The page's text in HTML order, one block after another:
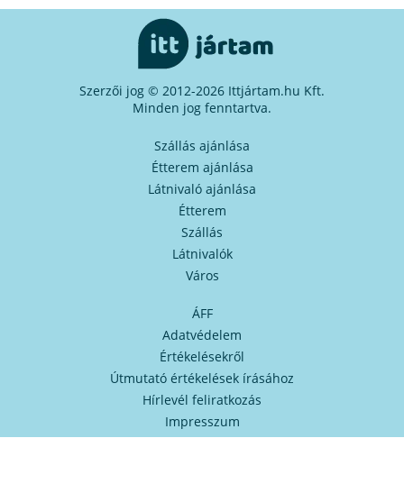
Szerzői jog © 2012-2026 Ittjártam.hu Kft.
Minden jog fenntartva.
Szállás ajánlása
Étterem ajánlása
Látnivaló ajánlása
Étterem
Szállás
Látnivalók
Város
ÁFF
Adatvédelem
Értékelésekről
Útmutató értékelések írásához
Hírlevél feliratkozás
Impresszum